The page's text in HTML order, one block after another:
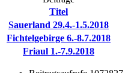
Titel
Sauerland 29.4.-1.5.2018
Fichtelgebirge 6.-8.7.2018
Friaul 1.-7.9.2018